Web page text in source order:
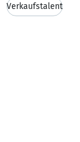
Verkaufstalent